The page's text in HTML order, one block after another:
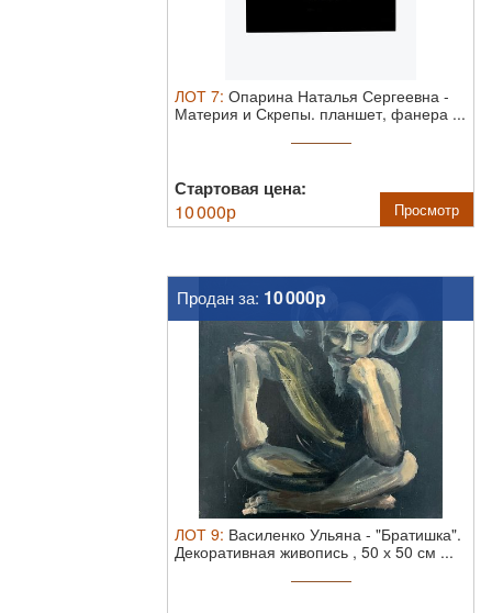
ЛОТ 7: Опарина Наталья Сергеевна -
Материя и Скрепы. планшет, фанера ...
Стартовая цена:
10 000р Просмотр
Продан за: 10 000р
ЛОТ 9: Василенко Ульяна - "Братишка".
Декоративная живопись , 50 х 50 см ...